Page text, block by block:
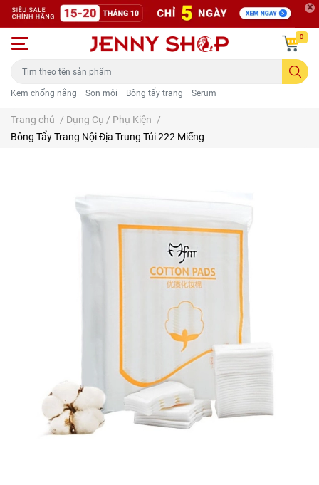
Kem chống nắng Son môi Bông tẩy trang Serum
0
Trang chủ / Dụng Cụ / Phụ Kiện /
Bông Tẩy Trang Nội Địa Trung Túi 222 Miếng